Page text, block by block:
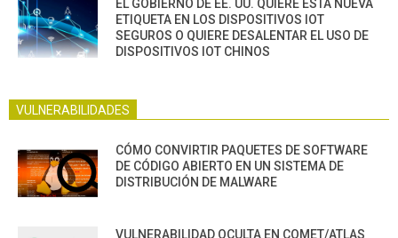
EL GOBIERNO DE EE. UU. QUIERE ESTA NUEVA
ETIQUETA EN LOS DISPOSITIVOS IOT
SEGUROS O QUIERE DESALENTAR EL USO DE
DISPOSITIVOS IOT CHINOS
VULNERABILIDADES
CÓMO CONVIRTIR PAQUETES DE SOFTWARE
DE CÓDIGO ABIERTO EN UN SISTEMA DE
DISTRIBUCIÓN DE MALWARE
VULNERABILIDAD OCULTA EN COMET/ATLAS